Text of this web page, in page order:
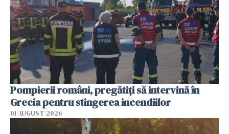
Pompierii români, pregătiţi să intervină în
Grecia pentru stingerea incendiilor
01 AUGUST 2026